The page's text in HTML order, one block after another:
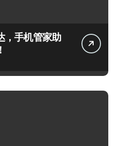
，手机管家助